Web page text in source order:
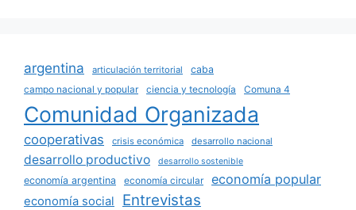
argentina articulación territorial
caba
campo nacional y popular
ciencia y tecnología Comuna 4
Comunidad Organizada
cooperativas crisis económica desarrollo nacional
desarrollo productivo desarrollo sostenible
economía argentina economía circular economía popular
economía social Entrevistas